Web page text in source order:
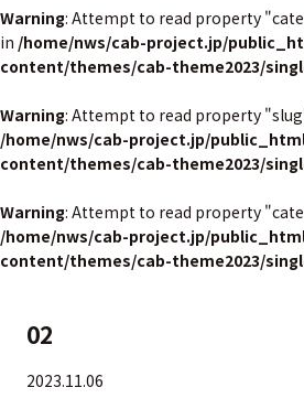
Warning: Attempt to read property
in /home/nws/cab-project.jp/
content/themes/cab-theme2023/
Warning: Attempt to read property
/home/nws/cab-project.jp/
content/themes/cab-theme2023/
Warning: Attempt to read property
/home/nws/cab-project.jp/
content/themes/cab-theme2023/
02
2023.11.06